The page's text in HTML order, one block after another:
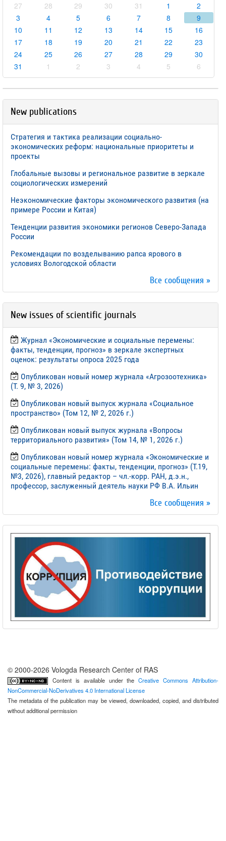
27
28 29 30 31 1
2
3
4 5 6 7 8
9
10
11 12 13 14 15
16
17
18 19 20 21 22
23
24
25 26 27 28 29
30
31
1 2 3 4 5 6
New publications
Стратегия и тактика реализации социально-
экономических реформ: национальные приоритеты и
проекты
Глобальные вызовы и региональное развитие в зеркале
социологических измерений
Неэкономические факторы экономического развития (на
примере России и Китая)
Тенденции развития экономики регионов Северо-Запада
России
Рекомендации по возделыванию рапса ярового в
условиях Вологодской области
Все сообщения »
New issues of scientific journals
Журнал «Экономические и социальные перемены:
факты, тенденции, прогноз» в зеркале экспертных
оценок: результаты опроса 2025 года
Опубликован новый номер журнала «Агрозоотехника»
(Т. 9, № 3, 2026)
Опубликован новый выпуск журнала «Социальное
пространство» (Том 12, № 2, 2026 г.)
Опубликован новый выпуск журнала «Вопросы
территориального развития» (Том 14, № 1, 2026 г.)
Опубликован новый номер журнала «Экономические и
социальные перемены: факты, тенденции, прогноз» (Т.19,
№3, 2026), главный редактор – чл.-корр. РАН, д.э.н.,
профессор, заслуженный деятель науки РФ В.А. Ильин
Все сообщения »
© 2000-2026 Vologda Research Center of RAS
Content is available under theCreative Commons Attribution-
NonCommercial-NoDerivatives 4.0 International License
The metadata of the publication may be viewed, downloaded, copied, and distributed
without additional permission